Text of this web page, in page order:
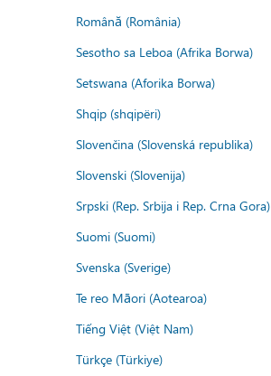
Română (România)
Sesotho sa Leboa (Afrika Borwa)
Setswana (Aforika Borwa)
Shqip (shqipëri)
Slovenčina (Slovenská republika)
Slovenski (Slovenija)
Srpski (Rep. Srbija i Rep. Crna Gora)
Suomi (Suomi)
Svenska (Sverige)
Te reo Māori (Aotearoa)
Tiếng Việt (Việt Nam)
Türkçe (Türkiye)